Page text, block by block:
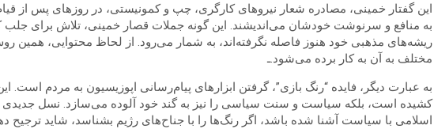
به منافع و سرنوشت خودشان می‌اندیشند. این گونه جملات قصار خمینی، تلاش برای جلب
ریشه‌های مذهبی خود هنوز فاصله نگرفته‌اند، به شمار می‌رود. از لحاظ محتوایی، همین
مختلف به آن به کار برده می‌شود.ـ
به عبارت دیگر، فایده “رنگ بازی”، گرفتن ابزارهای پیام‌رسانی اپوزیسیون به مردم است.
کشیده است، بلکه سیاست و سنت سیاسی را نیز به گند خود آلوده می‌سازد. نسل
اسلامی با سیاست آشنا شده باشد، اگر رنگ‌ها را با جناح‌های رژیم بشناسد، شاید ترجیح